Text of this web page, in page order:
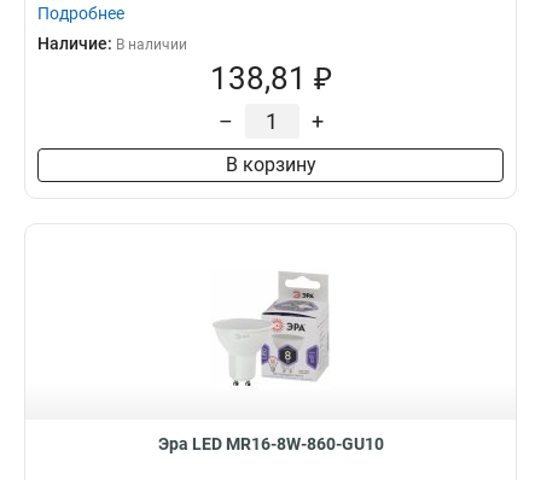
Подробнее
Наличие: В наличии
138,81 ₽
– +
В корзину
Эра LED MR16-8W-860-GU10